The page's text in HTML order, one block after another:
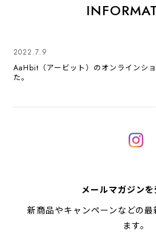
2022.7.9
AaHbit（アービット）のオンラインシ
た。
メールマガジン
新商品やキャンペーンなどの
ます。